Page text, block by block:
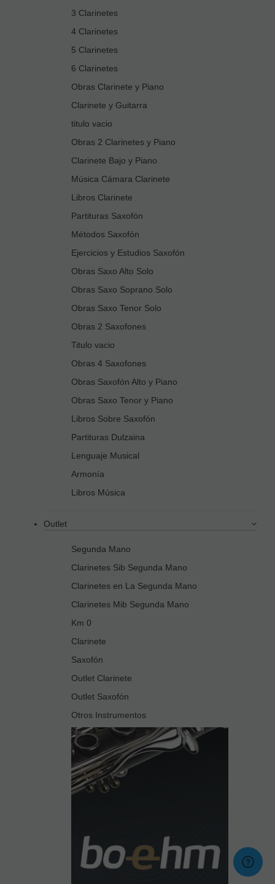
3 Clarinetes
4 Clarinetes
5 Clarinetes
6 Clarinetes
Obras Clarinete y Piano
Clarinete y Guitarra
titulo vacio
Obras 2 Clarinetes y Piano
Clarinete Bajo y Piano
Música Cámara Clarinete
Libros Clarinete
Partituras Saxofón
Métodos Saxofón
Ejercicios y Estudios Saxofón
Obras Saxo Alto Solo
Obras Saxo Soprano Solo
Obras Saxo Tenor Solo
Obras 2 Saxofones
Titulo vacio
Obras 4 Saxofones
Obras Saxofón Alto y Piano
Obras Saxo Tenor y Piano
Libros Sobre Saxofón
Partituras Dulzaina
Lenguaje Musical
Armonía
Libros Música
Outlet
Segunda Mano
Clarinetes Sib Segunda Mano
Clarinetes en La Segunda Mano
Clarinetes Mib Segunda Mano
Km 0
Clarinete
Saxofón
Outlet Clarinete
Outlet Saxofón
Otros Instrumentos